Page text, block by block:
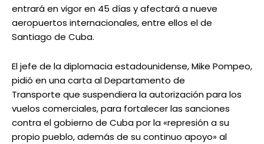
entrará en vigor en 45 días y afectará a nueve
aeropuertos internacionales, entre ellos el de
Santiago de Cuba.
El jefe de la diplomacia estadounidense, Mike Pompeo,
pidió en una carta al Departamento de
Transporte que suspendiera la autorización para los
vuelos comerciales, para fortalecer las sanciones
contra el gobierno de Cuba por la «represión a su
propio pueblo, además de su continuo apoyo» al